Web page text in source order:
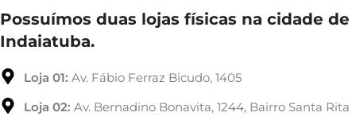
Possuímos duas lojas físicas na cidade de
Indaiatuba.
Loja 01: Av. Fábio Ferraz Bicudo, 1405
Loja 02: Av. Bernadino Bonavita, 1244, Bairro Santa Rita